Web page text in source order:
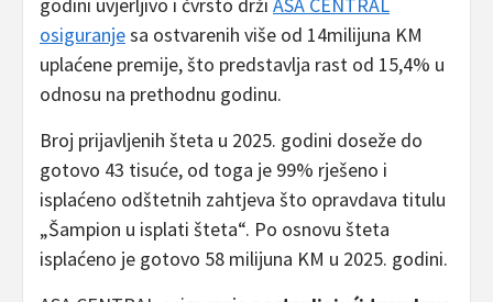
osiguranjesa ostvarenih više od 14milijuna KM
uplaćene premije, što predstavlja rast od 15,4% u
odnosu na prethodnu godinu.
Broj prijavljenih šteta u 2025. godini doseže do
gotovo 43 tisuće, od toga je 99% rješeno i
isplaćeno odštetnih zahtjeva što opravdava titulu
„Šampion u isplati šteta“. Po osnovu šteta
isplaćeno je gotovo 58 milijuna KM u 2025. godini.